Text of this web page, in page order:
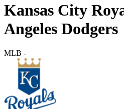
Kansas City
Angeles Dodgers
MLB -